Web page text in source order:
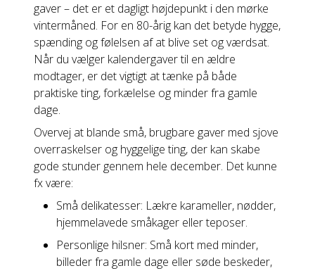
gaver – det er et dagligt højdepunkt i den mørke
vintermåned. For en 80-årig kan det betyde hygge,
spænding og følelsen af at blive set og værdsat.
Når du vælger kalendergaver til en ældre
modtager, er det vigtigt at tænke på både
praktiske ting, forkælelse og minder fra gamle
dage.
Overvej at blande små, brugbare gaver med sjove
overraskelser og hyggelige ting, der kan skabe
gode stunder gennem hele december. Det kunne
fx være:
Små delikatesser: Lækre karameller, nødder,
hjemmelavede småkager eller teposer.
Personlige hilsner: Små kort med minder,
billeder fra gamle dage eller søde beskeder,